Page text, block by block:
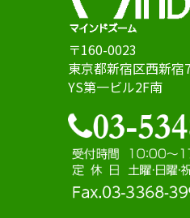
〒160-0023
東京都新宿区西新宿
YS第一ビル2F南